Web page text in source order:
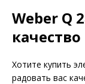
Weber Q
качество
Хотите купить
радовать вас